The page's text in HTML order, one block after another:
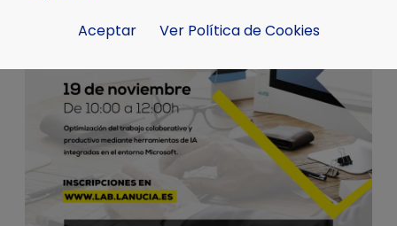
Aceptar Ver Política de Cookies